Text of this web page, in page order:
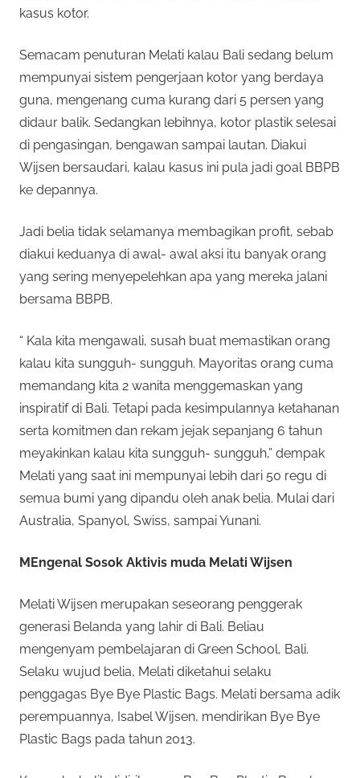
kasus kotor.
Semacam penuturan Melati kalau Bali sedang belum
mempunyai sistem pengerjaan kotor yang berdaya
guna, mengenang cuma kurang dari 5 persen yang
didaur balik. Sedangkan lebihnya, kotor plastik selesai
di pengasingan, bengawan sampai lautan. Diakui
Wijsen bersaudari, kalau kasus ini pula jadi goal BBPB
ke depannya.
Jadi belia tidak selamanya membagikan profit, sebab
diakui keduanya di awal- awal aksi itu banyak orang
yang sering menyepelehkan apa yang mereka jalani
bersama BBPB.
“ Kala kita mengawali, susah buat memastikan orang
kalau kita sungguh- sungguh. Mayoritas orang cuma
memandang kita 2 wanita menggemaskan yang
inspiratif di Bali. Tetapi pada kesimpulannya ketahanan
serta komitmen dan rekam jejak sepanjang 6 tahun
meyakinkan kalau kita sungguh- sungguh,” dempak
Melati yang saat ini mempunyai lebih dari 50 regu di
semua bumi yang dipandu oleh anak belia. Mulai dari
Australia, Spanyol, Swiss, sampai Yunani.
MEngenal Sosok Aktivis muda Melati Wijsen
Melati Wijsen merupakan seseorang penggerak
generasi Belanda yang lahir di Bali. Beliau
mengenyam pembelajaran di Green School, Bali.
Selaku wujud belia, Melati diketahui selaku
penggagas Bye Bye Plastic Bags. Melati bersama adik
perempuannya, Isabel Wijsen, mendirikan Bye Bye
Plastic Bags pada tahun 2013.